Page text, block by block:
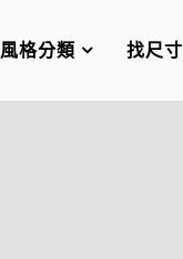
風格分類 找尺寸